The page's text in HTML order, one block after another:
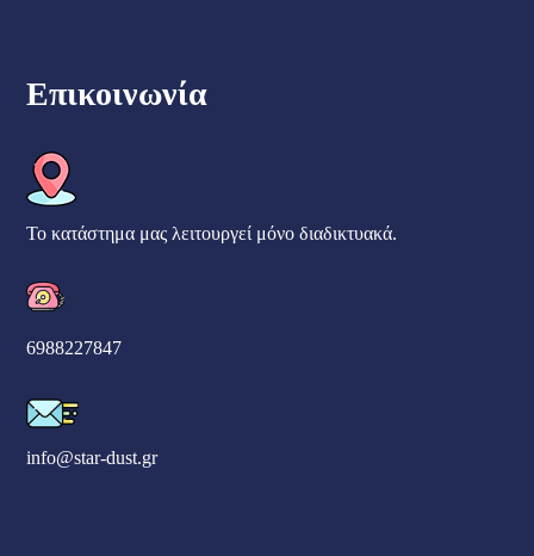
Επικοινωνία
Το κατάστημα μας λειτουργεί μόνο διαδικτυακά.
6988227847
info@star-dust.gr